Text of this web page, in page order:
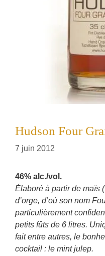
Hudson Four
7 juin 2012
46% alc./vol.
Élaboré à partir de maïs
d’orge, d’où son nom
particulièrement
petits fûts de 6 litres.
fait entre autres, le
cocktail : le mint julep.